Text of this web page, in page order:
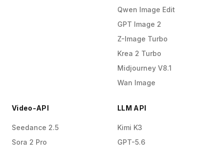
Qwen Image Edit
GPT Image 2
Z-Image Turbo
Krea 2 Turbo
Midjourney V8.1
Wan Image
Video-API
Seedance 2.5
Sora 2 Pro
LLM API
Kimi K3
GPT-5.6